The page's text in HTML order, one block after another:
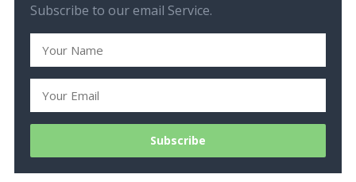
Subscribe to our email Service.